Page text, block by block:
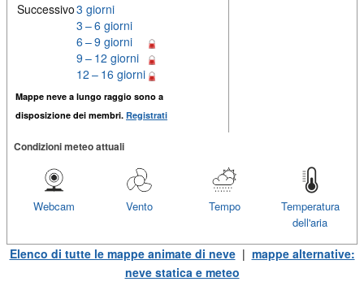
Successivo3 giorni
3 – 6 giorni
6 – 9 giorni
9 – 12 giorni
12 – 16 giorni
Mappe neve a lungo raggio sono a
disposizione dei membri. Registrati
Condizioni meteo attuali
Temperatura
dell'aria
Tempo
Vento
Webcam
Elenco di tutte le mappe animate di neve| mappe alternative:
neve statica e meteo